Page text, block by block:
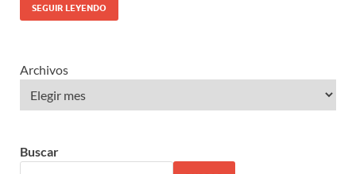
SEGUIR LEYENDO
Archivos
Buscar